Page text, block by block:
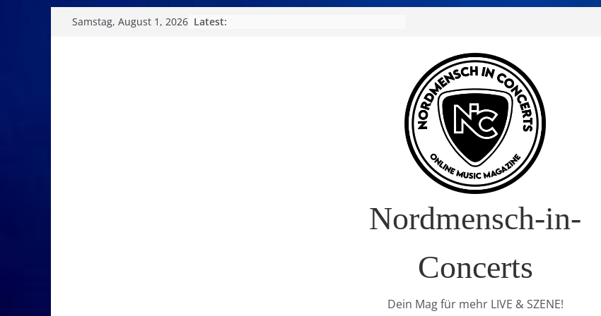
SkipSamstag, August 1, 2026 Latest:
Nordmensch-in-
Concerts
Dein Mag für mehr LIVE & SZENE!